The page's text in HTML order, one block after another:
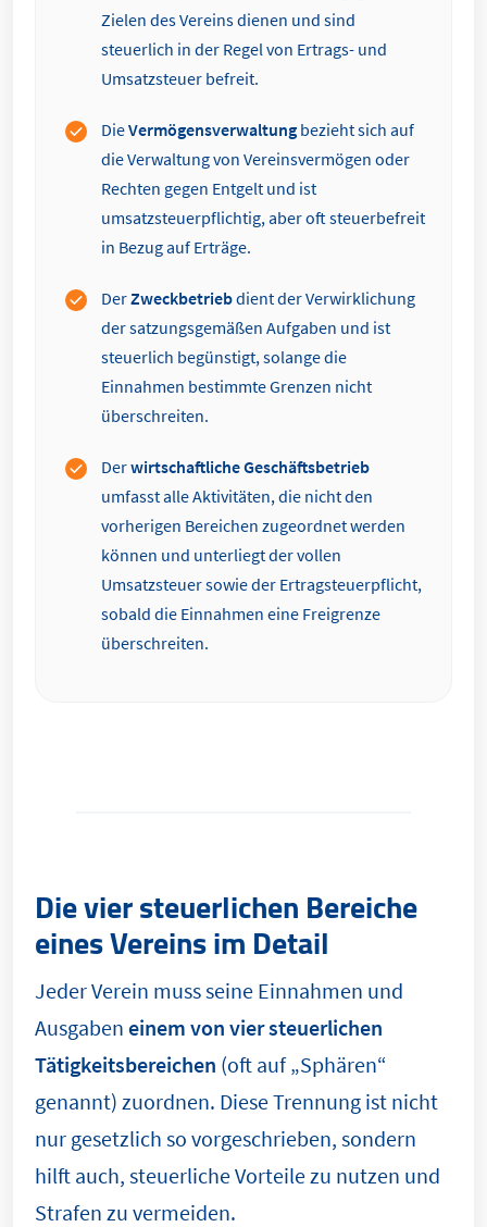
Zielen des Vereins dienen und sind
steuerlich in der Regel von Ertrags- und
Umsatzsteuer befreit.
DieVermögensverwaltung bezieht sich auf
die Verwaltung von Vereinsvermögen oder
Rechten gegen Entgelt und ist
umsatzsteuerpflichtig, aber oft steuerbefreit
in Bezug auf Erträge.
DerZweckbetriebdient der Verwirklichung
der satzungsgemäßen Aufgaben und ist
steuerlich begünstigt, solange die
Einnahmen bestimmte Grenzen nicht
überschreiten.
Derwirtschaftliche Geschäftsbetrieb
umfasst alle Aktivitäten, die nicht den
vorherigen Bereichen zugeordnet werden
können und unterliegt der vollen
Umsatzsteuer sowie der Ertragsteuerpflicht,
sobald die Einnahmen eine Freigrenze
überschreiten.
Die vier steuerlichen Bereiche
eines Vereins im Detail
Jeder Verein muss seine Einnahmen und
Ausgaben einem von vier steuerlichen
Tätigkeitsbereichen (oft auf „Sphären“
genannt) zuordnen. Diese Trennung ist nicht
nur gesetzlich so vorgeschrieben, sondern
hilft auch, steuerliche Vorteile zu nutzen und
Strafen zu vermeiden.